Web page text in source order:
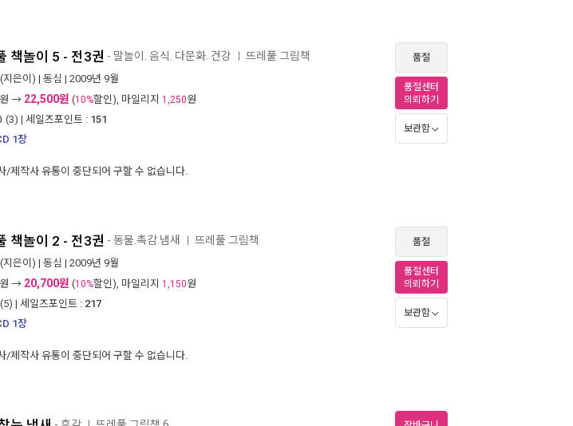
책놀이 5 - 전3권 - 말놀이. 음식. 다문화. 건강 뜨레풀 그림책
(지은이) | 동심 | 2009년 9월
원 → 22,500원 (10%할인), 마일리지 1,250원
(3) | 세일즈포인트 : 151
1장
/제작사 유통이 중단되어 구할 수 없습니다.
품절
품절센터
의뢰하기
보관함
책놀이 2 - 전3권 - 동물.촉감.냄새 뜨레풀 그림책
(지은이) | 동심 | 2009년 9월
원 → 20,700원 (10%할인), 마일리지 1,150원
(5) | 세일즈포인트 : 217
1장
/제작사 유통이 중단되어 구할 수 없습니다.
품절
품절센터
의뢰하기
보관함